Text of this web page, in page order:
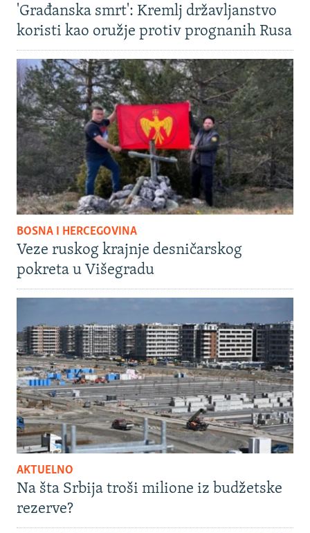
'Građanska smrt': Kremlj državljanstvo
koristi kao oružje protiv prognanih Rusa
BOSNA I HERCEGOVINA
Veze ruskog krajnje desničarskog
pokreta u Višegradu
AKTUELNO
Na šta Srbija troši milione iz budžetske
rezerve?